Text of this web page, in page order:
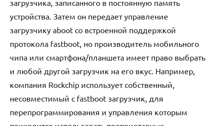
загрузчика, записанного в постоянную память
устройства. Затем он передает управление
загрузчику aboot со встроенной поддержкой
протокола fastboot, но производитель мобильного
чипа или смартфона/планшета имеет право выбрать
и любой другой загрузчик на его вкус. Например,
компания Rockchip использует собственный,
несовместимый с fastboot загрузчик, для
перепрограммирования и управления которым